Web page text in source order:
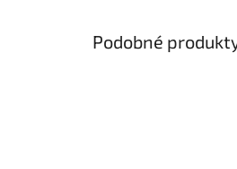
Podobné